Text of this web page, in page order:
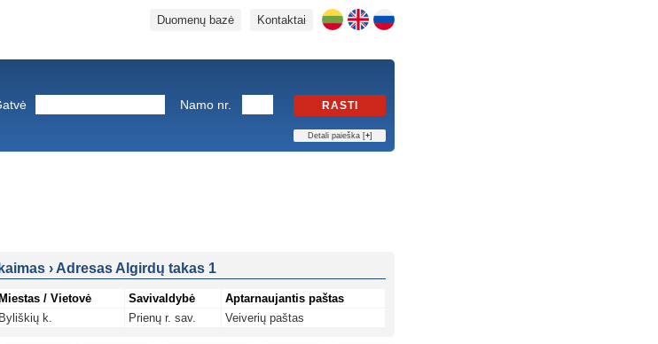
Kontaktai
Duomenų bazė
Namo nr. RASTI
Detali paieška [+]
› Adresas Algirdų takas 1
Miestas / Vietovė Savivaldybė
Aptarnaujantis paštas
Byliškių k. Prienų r. sav. Veiverių paštas